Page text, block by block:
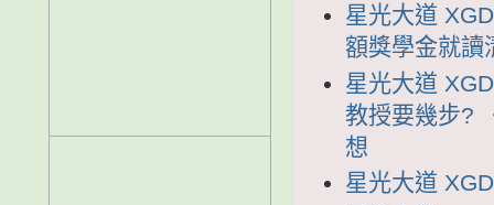
星光大道
額獎學金就讀
星光大道
教授要幾步?
想
星光大道